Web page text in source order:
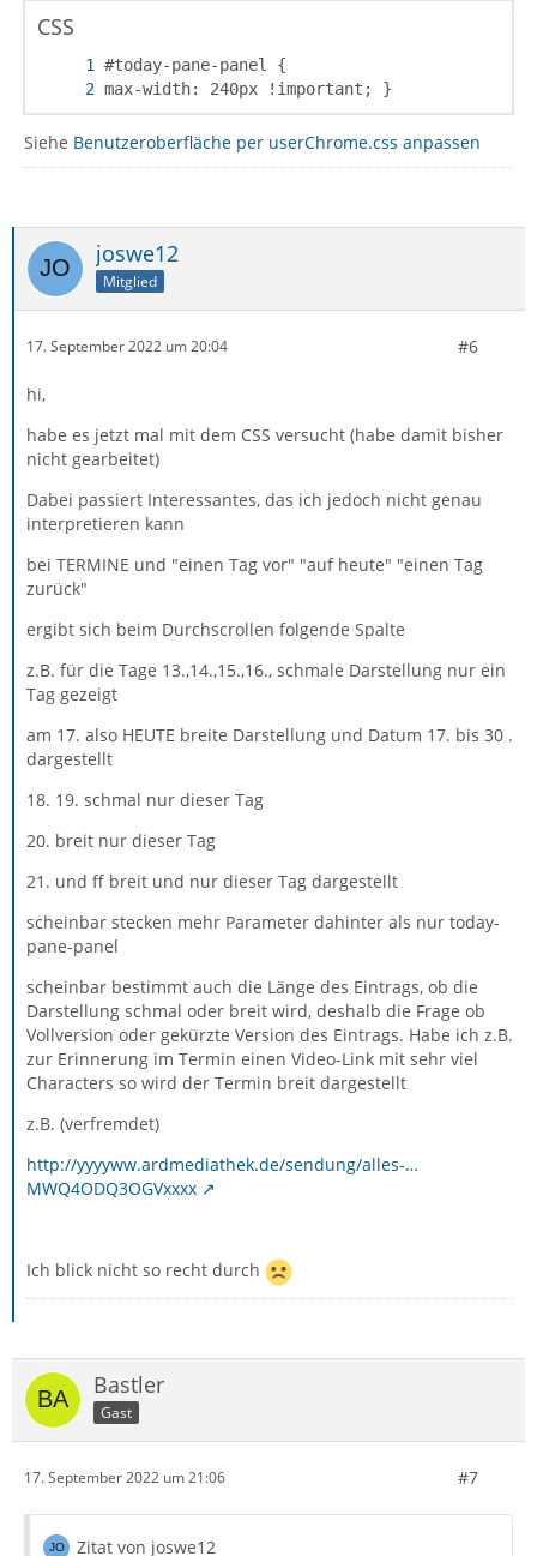
CSS
max-width: 240px !important; }
Siehe Benutzeroberfläche per userChrome.css anpassen
joswe12
Mitglied
17. September 2022 um 20:04 #6
hi,
habe es jetzt mal mit dem CSS versucht (habe damit bisher
nicht gearbeitet)
Dabei passiert Interessantes, das ich jedoch nicht genau
interpretieren kann
bei TERMINE und "einen Tag vor" "auf heute" "einen Tag
zurück"
ergibt sich beim Durchscrollen folgende Spalte
z.B. für die Tage 13.,14.,15.,16., schmale Darstellung nur ein
Tag gezeigt
am 17. also HEUTE breite Darstellung und Datum 17. bis 30 .
dargestellt
18. 19. schmal nur dieser Tag
20. breit nur dieser Tag
21. und ff breit und nur dieser Tag dargestellt
scheinbar stecken mehr Parameter dahinter als nur today-
pane-panel
scheinbar bestimmt auch die Länge des Eintrags, ob die
Darstellung schmal oder breit wird, deshalb die Frage ob
Vollversion oder gekürzte Version des Eintrags. Habe ich z.B.
zur Erinnerung im Termin einen Video-Link mit sehr viel
Characters so wird der Termin breit dargestellt
z.B. (verfremdet)
http://yyyyww.ardmediathek.de/sendung/alles-…
MWQ4ODQ3OGVxxxx
Ich blick nicht so recht durch
Bastler
Gast
17. September 2022 um 21:06 #7
Zitat von joswe12